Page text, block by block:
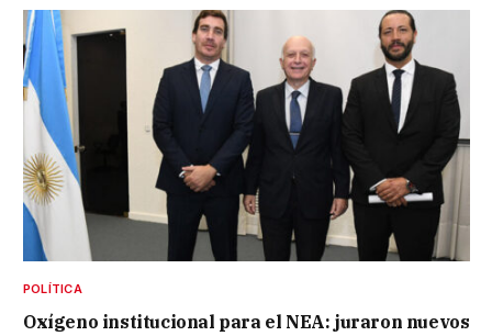
POLÍTICA
Oxígeno institucional para el NEA: juraron nuevos